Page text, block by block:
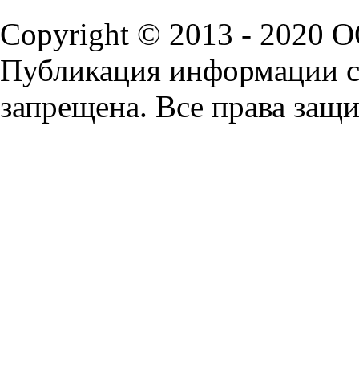
Copyright © 2013 - 2020
Публикация информации
запрещена. Все права